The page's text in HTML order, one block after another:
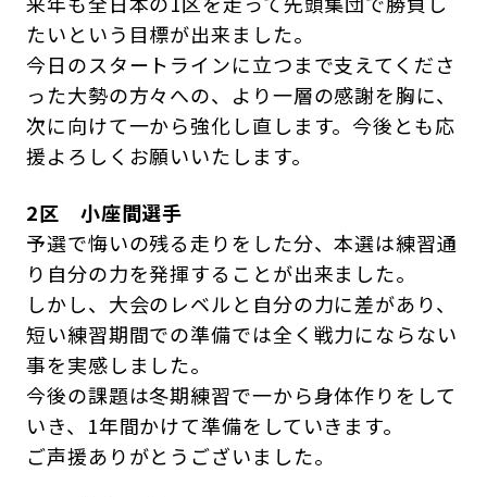
たいという目標が出来ました。
今日のスタートラインに立つまで支えてくださ
った大勢の方々への、より一層の感謝を胸に、
次に向けて一から強化し直します。今後とも応
援よろしくお願いいたします。
2区 小座間選手
予選で悔いの残る走りをした分、本選は練習通
り自分の力を発揮することが出来ました。
しかし、大会のレベルと自分の力に差があり、
短い練習期間での準備では全く戦力にならない
事を実感しました。
今後の課題は冬期練習で一から身体作りをして
いき、1年間かけて準備をしていきます。
ご声援ありがとうございました。